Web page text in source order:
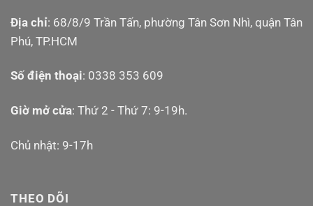
Địa chỉ: 68/8/9 Trần Tấn, phường Tân Sơn Nhì, quận Tân
Phú, TP.HCM
Số điện thoại: 0338 353 609
Giờ mở cửa: Thứ 2 - Thứ 7: 9-19h.
Chủ nhật: 9-17h
THEO DÕI